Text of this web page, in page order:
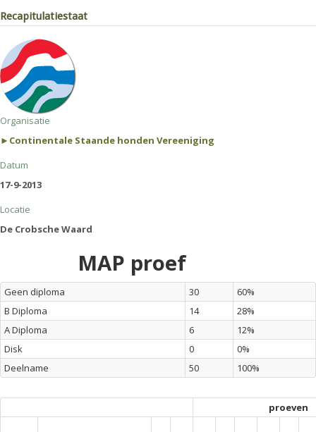
Recapitulatiestaat
Organisatie
►Continentale Staande honden Vereeniging
Datum
17-9-2013
Locatie
De Crobsche Waard
MAP proef
Geen diploma 30
60%
B Diploma
14
28%
A Diploma
6
12%
Disk
0
0%
Deelname
50 100%
proeven